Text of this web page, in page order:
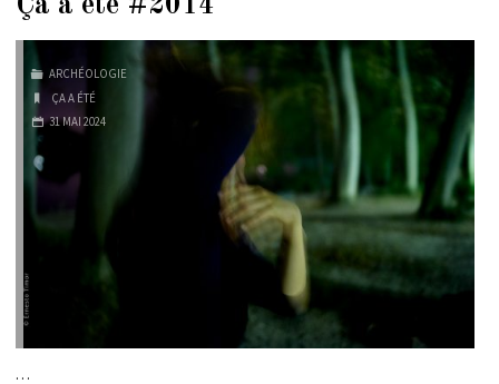
ARCHÉOLOGIE
ÇA A ÉTÉ
31 MAI 2024
…